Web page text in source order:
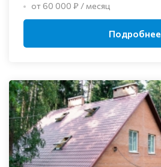
от 60 000 ₽ / месяц
Подробнее